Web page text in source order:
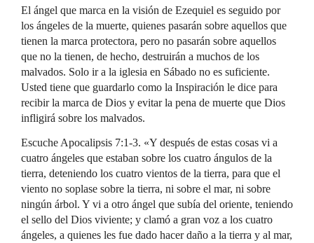
El ángel que marca en la visión de Ezequiel es seguido por
los ángeles de la muerte, quienes pasarán sobre aquellos que
tienen la marca protectora, pero no pasarán sobre aquellos
que no la tienen, de hecho, destruirán a muchos de los
malvados. Solo ir a la iglesia en Sábado no es suficiente.
Usted tiene que guardarlo como la Inspiración le dice para
recibir la marca de Dios y evitar la pena de muerte que Dios
infligirá sobre los malvados.
Escuche Apocalipsis 7:1-3. «Y después de estas cosas vi a
cuatro ángeles que estaban sobre los cuatro ángulos de la
tierra, deteniendo los cuatro vientos de la tierra, para que el
viento no soplase sobre la tierra, ni sobre el mar, ni sobre
ningún árbol. Y vi a otro ángel que subía del oriente, teniendo
el sello del Dios viviente; y clamó a gran voz a los cuatro
ángeles, a quienes les fue dado hacer daño a la tierra y al mar,